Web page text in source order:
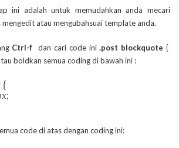
ini adalah untuk memudahkan anda mecari
atau mengubahsuai template anda.
Ctrl-f dan cari code ini.post blockquote {
boldkan semua coding di bawah ini :
{
code di atas dengan coding ini: